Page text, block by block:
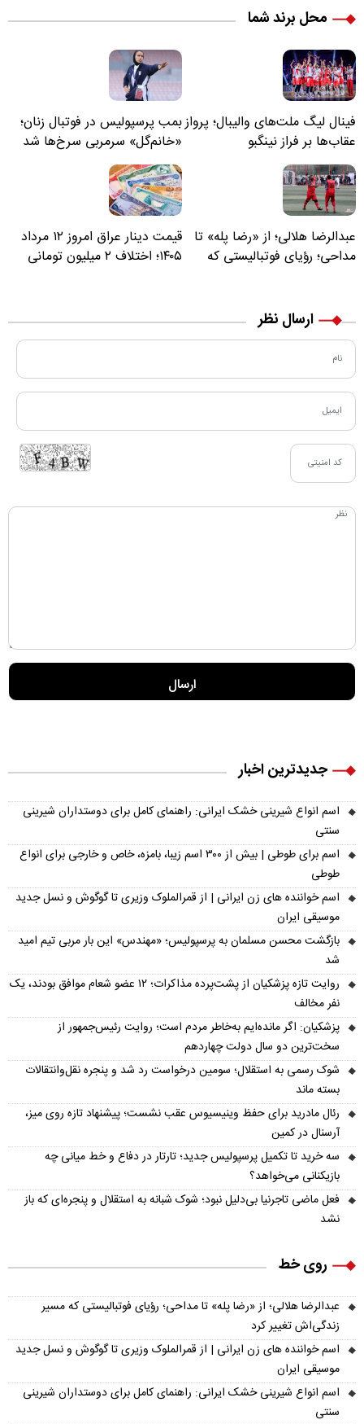
محل برند شما
فینال لیگ ملت‌های والیبال؛ پرواز
عقاب‌ها بر فراز نینگبو
بمب پرسپولیس در فوتبال زنان؛
«خانم‌گل» سرمربی سرخ‌ها شد
عبدالرضا هلالی؛ از «رضا پله» تا
مداحی؛ رؤیای فوتبالیستی که
قیمت دینار عراق امروز ۱۲ مرداد
۱۴۰۵؛ اختلاف ۲ میلیون تومانی
ارسال نظر
جدیدترین اخبار
اسم انواع شیرینی خشک ایرانی: راهنمای کامل برای دوستداران شیرینی
سنتی
اسم برای طوطی | بیش از ۳۰۰ اسم زیبا، بامزه، خاص و خارجی برای انواع
طوطی
اسم خواننده های زن ایرانی | از قمرالملوک وزیری تا گوگوش و نسل جدید
موسیقی ایران
بازگشت محسن مسلمان به پرسپولیس؛ «مهندس» این بار مربی تیم امید
شد
روایت تازه پزشکیان از پشت‌پرده مذاکرات؛ ۱۲ عضو شعام موافق بودند، یک
نفر مخالف
پزشکیان: اگر مانده‌ایم به‌خاطر مردم است؛ روایت رئیس‌جمهور از
سخت‌ترین دو سال دولت چهاردهم
شوک رسمی به استقلال؛ سومین درخواست رد شد و پنجره نقل‌وانتقالات
بسته ماند
رئال مادرید برای حفظ وینیسیوس عقب نشست؛ پیشنهاد تازه روی میز،
آرسنال در کمین
سه خرید تا تکمیل پرسپولیس جدید؛ تارتار در دفاع و خط میانی چه
بازیکنانی می‌خواهد؟
فعل ماضی تاجرنیا بی‌دلیل نبود؛ شوک شبانه به استقلال و پنجره‌ای که باز
نشد
روی خط
عبدالرضا هلالی؛ از «رضا پله» تا مداحی؛ رؤیای فوتبالیستی که مسیر
زندگی‌اش تغییر کرد
اسم خواننده های زن ایرانی | از قمرالملوک وزیری تا گوگوش و نسل جدید
موسیقی ایران
اسم انواع شیرینی خشک ایرانی: راهنمای کامل برای دوستداران شیرینی
سنتی